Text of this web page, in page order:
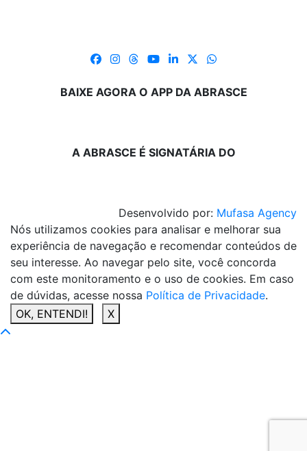
BAIXE AGORA O APP DA ABRASCE
A ABRASCE É SIGNATÁRIA DO
Desenvolvido por: Mufasa Agency
Nós utilizamos cookies para analisar e melhorar sua
experiência de navegação e recomendar conteúdos de
seu interesse. Ao navegar pelo site, você concorda
com este monitoramento e o uso de cookies. Em caso
de dúvidas, acesse nossa Política de Privacidade.
OK, ENTENDI!
X